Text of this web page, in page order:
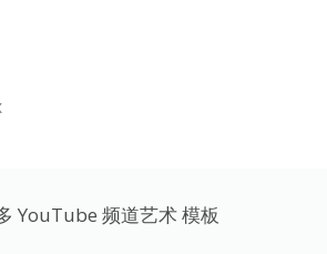
YouTube 频道艺术 模板